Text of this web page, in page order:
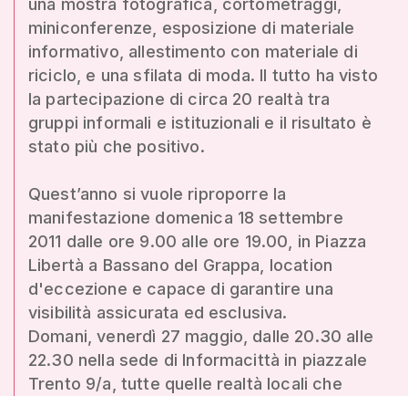
una mostra fotografica, cortometraggi,
miniconferenze, esposizione di materiale
informativo, allestimento con materiale di
riciclo, e una sfilata di moda. Il tutto ha visto
la partecipazione di circa 20 realtà tra
gruppi informali e istituzionali e il risultato è
stato più che positivo.
Quest’anno si vuole riproporre la
manifestazione domenica 18 settembre
2011 dalle ore 9.00 alle ore 19.00, in Piazza
Libertà a Bassano del Grappa, location
d'eccezione e capace di garantire una
visibilità assicurata ed esclusiva.
Domani, venerdì 27 maggio, dalle 20.30 alle
22.30 nella sede di Informacittà in piazzale
Trento 9/a, tutte quelle realtà locali che